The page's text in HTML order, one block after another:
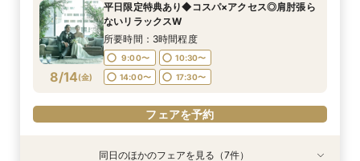
8/13(木)
所要時間：3時間程度
14:00〜
17:30〜
フェアを予約
8/13(木)
9:00〜
10:30〜
14:00〜
17:30〜
フェアを予約
8/13(木)
9:00〜
10:30〜
14:00〜
17:30〜
フェアを予約
8/13(木)
9:00〜
10:30〜
14:00〜
17:30〜
フェアを予約
8/13(木)
9:00〜
10:30〜
14:00〜
17:30〜
フェアを予約
8/13(木)
11:00〜
14:00〜
17:30〜
18:30〜
フェアを予約
8/13(木)
9:00〜
10:30〜
14:00〜
17:30〜
フェアを予約
8/14(金)
平日限定特典あり◆コスパ×アクセス◎肩肘張ら
ないリラックスW
所要時間：3時間程度
9:00〜
10:30〜
14:00〜
17:30〜
フェアを予約
特典あり
特典あり
特典あり
特典あり
特典あり
特典あり同日のほかのフェアを見る（7件）